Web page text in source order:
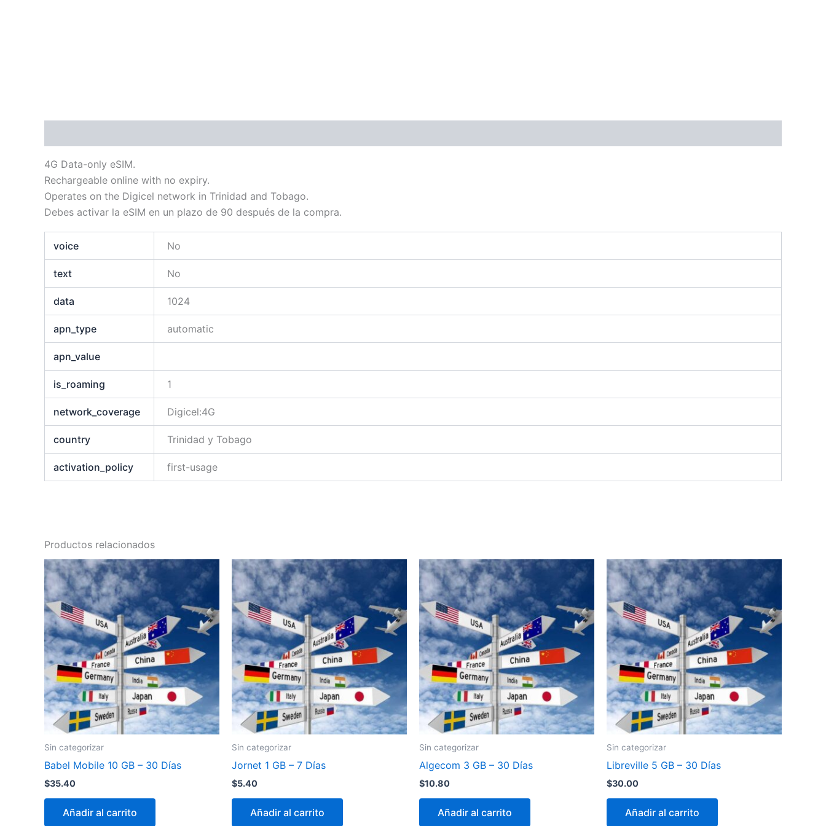
4G Data-only eSIM.
Rechargeable online with no expiry.
Operates on the Digicel network in Trinidad and Tobago.
Debes activar la eSIM en un plazo de 90 después de la compra.
voice No
text No
data 1024
apn_type automatic
apn_value
is_roaming 1
network_coverage Digicel:4G
country Trinidad y Tobago
activation_policy first-usage
Productos relacionados
Sin categorizar
Babel Mobile 10 GB – 30 Días
$35.40
Añadir al carrito
Sin categorizar
Jornet 1 GB – 7 Días
$5.40
Añadir al carrito
Sin categorizar
Algecom 3 GB – 30 Días
$10.80
Añadir al carrito
Sin categorizar
Libreville 5 GB – 30 Días
$30.00
Añadir al carrito